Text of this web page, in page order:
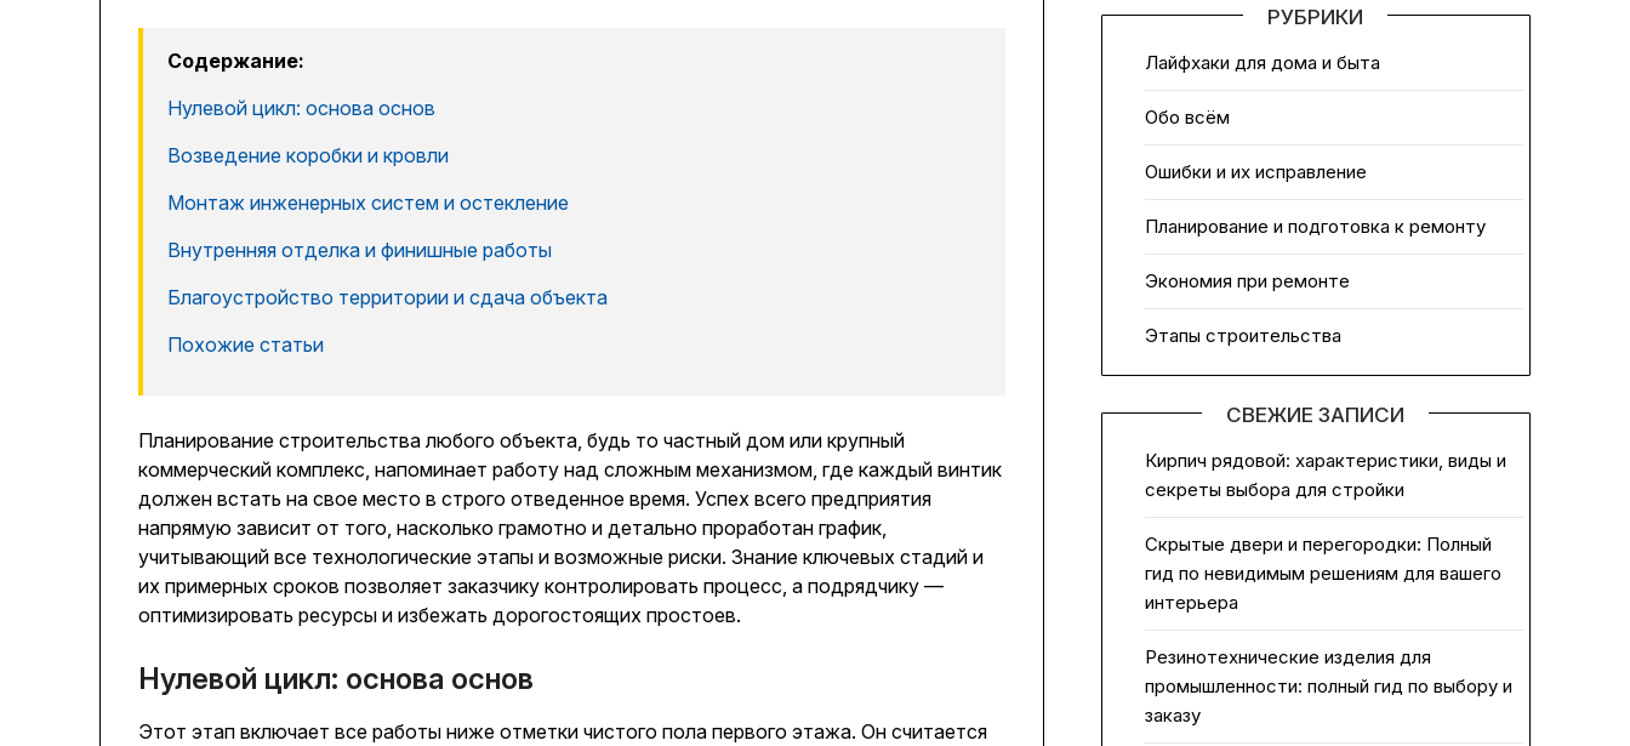
Содержание:
Нулевой цикл: основа основ
Возведение коробки и кровли
Монтаж инженерных систем и остекление
Внутренняя отделка и финишные работы
Благоустройство территории и сдача объекта
Похожие статьи
Планирование строительства любого объекта, будь то частный дом или крупный
коммерческий комплекс, напоминает работу над сложным механизмом, где каждый винтик
должен встать на свое место в строго отведенное время. Успех всего предприятия
напрямую зависит от того, насколько грамотно и детально проработан график,
учитывающий все технологические этапы и возможные риски. Знание ключевых стадий и
их примерных сроков позволяет заказчику контролировать процесс, а подрядчику —
оптимизировать ресурсы и избежать дорогостоящих простоев.
Нулевой цикл: основа основ
Этот этап включает все работы ниже отметки чистого пола первого этажа. Он считается
РУБРИКИ
Лайфхаки для дома и быта
Обо всём
Ошибки и их исправление
Планирование и подготовка к ремонту
Экономия при ремонте
Этапы строительства
СВЕЖИЕ ЗАПИСИ
Кирпич рядовой: характеристики, виды и
секреты выбора для стройки
Скрытые двери и перегородки: Полный
гид по невидимым решениям для вашего
интерьера
Резинотехнические изделия для
промышленности: полный гид по выбору и
заказу